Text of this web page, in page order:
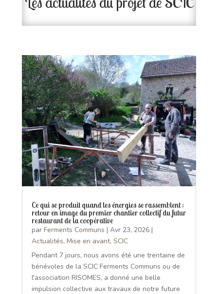
Ce qui se produit quand les énergies se rassemblent :
retour en image du premier chantier collectif du futur
restaurant de la coopérative
par Ferments Communs | Avr 23, 2026|
Actualités, Mise en avant, SCIC
Pendant 7 jours, nous avons été une trentaine de
bénévoles de la SCIC Ferments Communs ou de
l'association RISOMES, a donné une belle
impulsion collective aux travaux de notre future